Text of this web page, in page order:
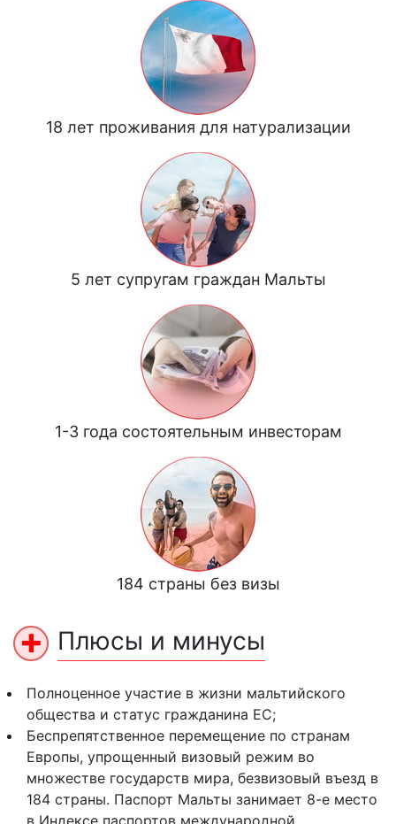
18 лет проживания для натурализации
5 лет супругам граждан Мальты
1-3 года состоятельным инвесторам
184 страны без визы
Плюсы и минусы
Полноценное участие в жизни мальтийского
общества и статус гражданина ЕС;
Беспрепятственное перемещение по странам
Европы, упрощенный визовый режим во
множестве государств мира, безвизовый въезд в
184 страны. Паспорт Мальты занимает 8-е место
в Индексе паспортов международной